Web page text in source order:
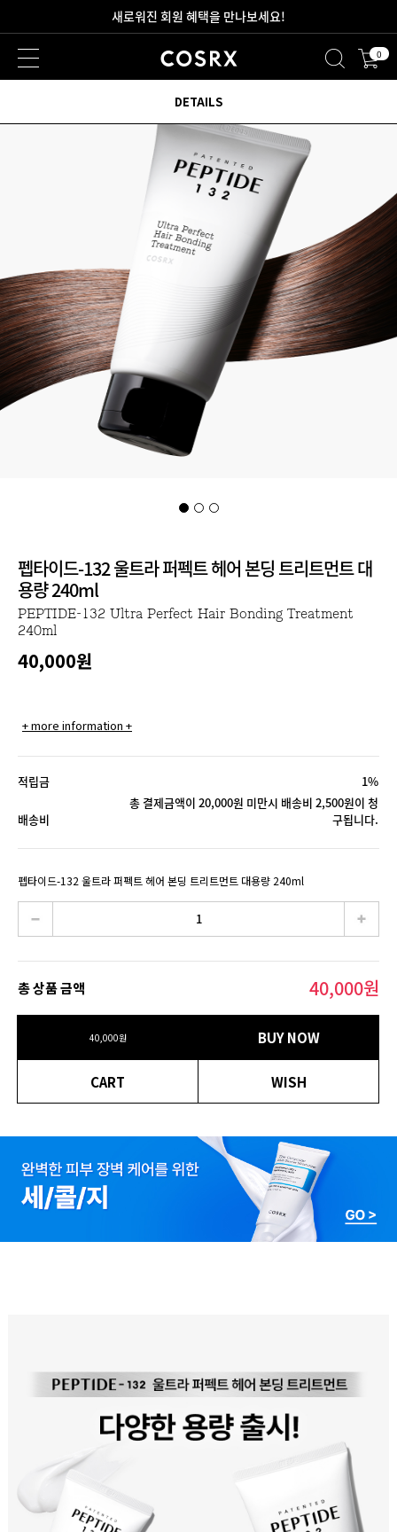
새로워진 회원 혜택을 만나보세요!
2만원 이상 무료 배송 0
펩타이드-132 울트라 퍼펙트 헤어 본딩 트리트먼트 대
용량 240ml
PEPTIDE-132 Ultra Perfect Hair Bonding Treatment
240ml
40,000원
+ more information +
적립금 1%
배송비
총 결제금액이 20,000원 미만시 배송비 2,500원이 청
구됩니다.
펩타이드-132 울트라 퍼펙트 헤어 본딩 트리트먼트 대용량 240ml
총 상품 금액 40,000원
40,000원 BUY NOW
CART WISH
DETAILS